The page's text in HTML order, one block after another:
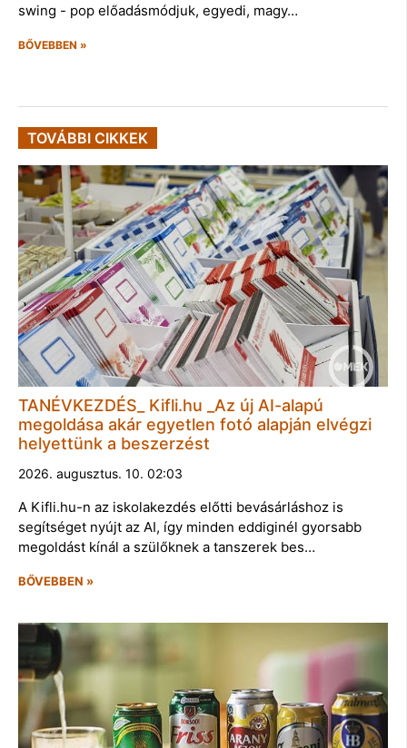
swing - pop előadásmódjuk, egyedi, magy…
BŐVEBBEN »
TOVÁBBI CIKKEK
TANÉVKEZDÉS_ Kifli.hu _Az új AI-alapú
megoldása akár egyetlen fotó alapján elvégzi
helyettünk a beszerzést
2026. augusztus. 10. 02:03
A Kifli.hu-n az iskolakezdés előtti bevásárláshoz is
segítséget nyújt az AI, így minden eddiginél gyorsabb
megoldást kínál a szülőknek a tanszerek bes…
BŐVEBBEN »